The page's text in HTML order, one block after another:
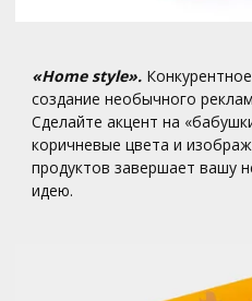
«Home style».
создание необычного
Сделайте акцент на
коричневые цвета и
продуктов завершает вашу
идею.